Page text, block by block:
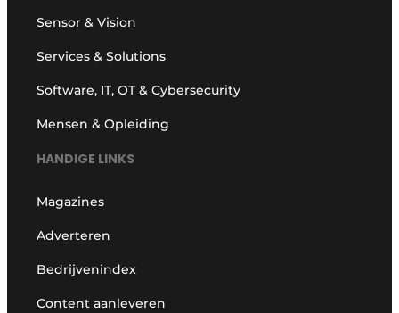
Sensor & Vision
Services & Solutions
Software, IT, OT & Cybersecurity
Mensen & Opleiding
HANDIGE LINKS
Magazines
Adverteren
Bedrijvenindex
Content aanleveren